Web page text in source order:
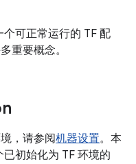
可正常运行的 TF 配
重要概念。
，请参阅机器设置。本
初始化为 TF 环境的